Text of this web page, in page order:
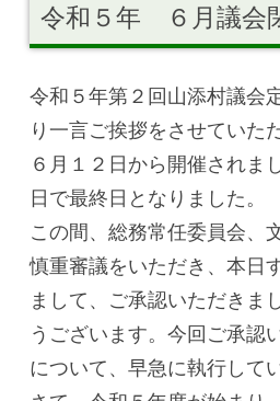
令和５年 ６月議会
令和５年第２回山添村議会
り一言ご挨拶をさせていた
６月１２日から開催されま
日で最終日となりました。
この間、総務常任委員会、
慎重審議をいただき、本日
まして、ご承認いただきま
うございます。今回ご承認
について、早急に執行して